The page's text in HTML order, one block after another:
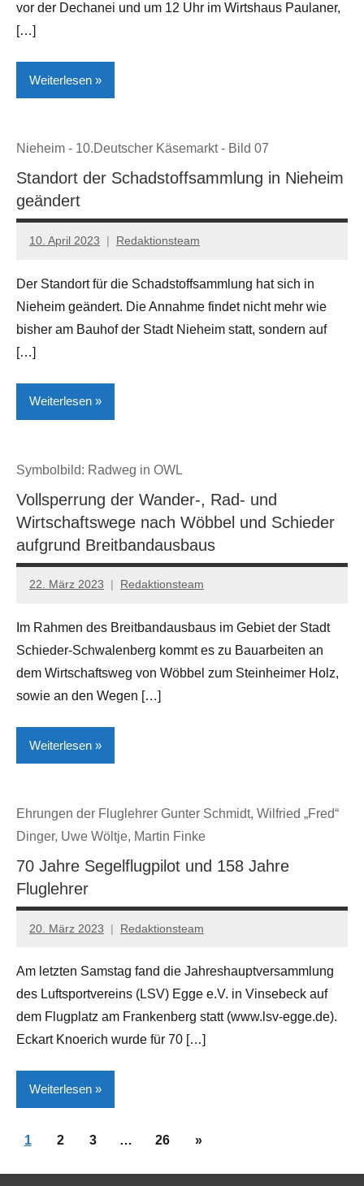
vor der Dechanei und um 12 Uhr im Wirtshaus Paulaner,
[…]
Weiterlesen
Lokales
Nieheim - 10.Deutscher Käsemarkt - Bild 07
Standort der Schadstoffsammlung in Nieheim
geändert
10. April 2023 Redaktionsteam
Der Standort für die Schadstoffsammlung hat sich in
Nieheim geändert. Die Annahme findet nicht mehr wie
bisher am Bauhof der Stadt Nieheim statt, sondern auf
[…]
Weiterlesen
Umwelt
Symbolbild: Radweg in OWL
Vollsperrung der Wander-, Rad- und
Wirtschaftswege nach Wöbbel und Schieder
aufgrund Breitbandausbaus
22. März 2023 Redaktionsteam
Im Rahmen des Breitbandausbaus im Gebiet der Stadt
Schieder-Schwalenberg kommt es zu Bauarbeiten an
dem Wirtschaftsweg von Wöbbel zum Steinheimer Holz,
sowie an den Wegen […]
Weiterlesen
Höxter
Kreis
Lippe
Lokales
Schieder-
Steinheim
Ehrungen der Fluglehrer Gunter Schmidt, Wilfried „Fred“
Dinger, Uwe Wöltje, Martin Finke
70 Jahre Segelflugpilot und 158 Jahre
Fluglehrer
20. März 2023 Redaktionsteam
Am letzten Samstag fand die Jahreshauptversammlung
des Luftsportvereins (LSV) Egge e.V. in Vinsebeck auf
dem Flugplatz am Frankenberg statt (www.lsv-egge.de).
Eckart Knoerich wurde für 70 […]
Weiterlesen
Gesellschaft/Politik
Seitennummerierung
1 2 3 … 26
Nächste
»